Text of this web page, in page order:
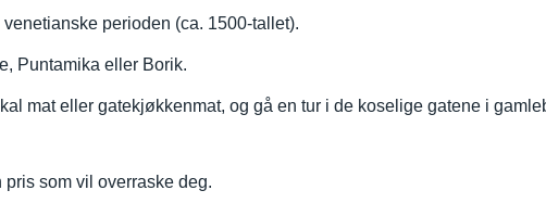
perioden (ca. 1500-tallet).
Puntamika eller Borik.
mat eller gatekjøkkenmat, og gå en tur i de koselige gatene i
som vil overraske deg.